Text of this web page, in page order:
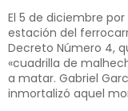
El 5 de diciembre
estación del
Decreto Número 4,
«cuadrilla de
a matar. Gabriel
inmortalizó aquel